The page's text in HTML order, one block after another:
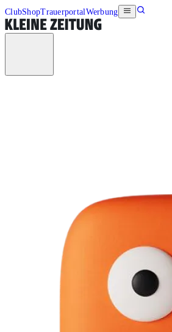
ClubShopTrauerportalWerbung